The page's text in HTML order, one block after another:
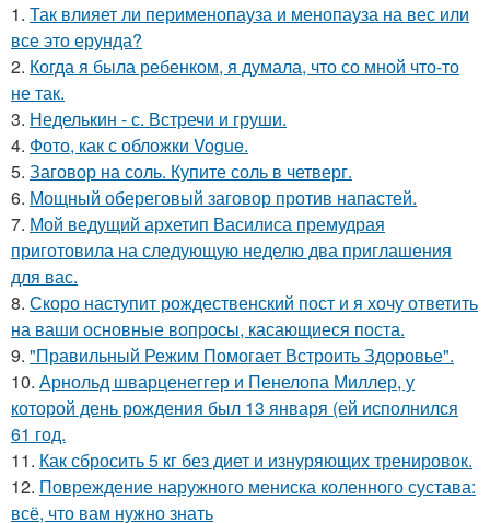
1. Так влияет ли перименопауза и менопауза на вес или
все это ерунда?
2. Когда я была ребенком, я думала, что со мной что-то
не так.
3. Неделькин - с. Встречи и груши.
4. Фото, как с обложки Vogue.
5. Заговор на соль. Купите соль в четверг.
6. Мощный обереговый заговор против напастей.
7. Мой ведущий архетип Василиса премудрая
приготовила на следующую неделю два приглашения
для вас.
8. Скоро наступит рождественский пост и я хочу ответить
на ваши основные вопросы, касающиеся поста.
9. "Правильный Режим Помогает Встроить Здоровье".
10. Арнольд шварценеггер и Пенелопа Миллер, у
которой день рождения был 13 января (ей исполнился
61 год.
11. Как сбросить 5 кг без диет и изнуряющих тренировок.
12. Повреждение наружного мениска коленного сустава:
всё, что вам нужно знать